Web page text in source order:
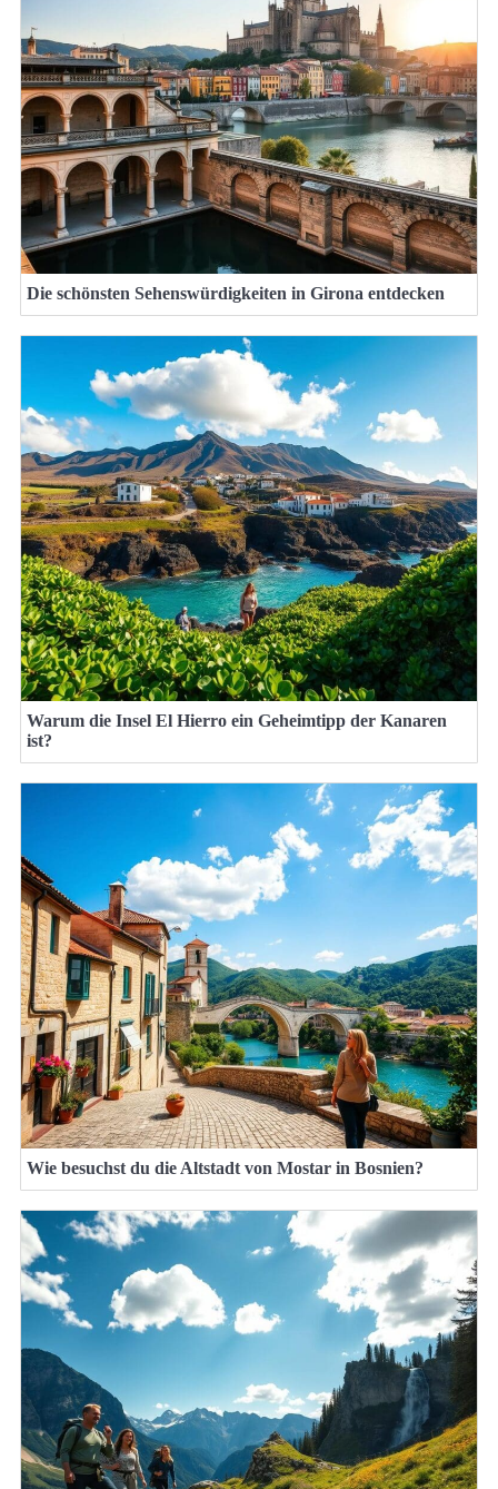
Die schönsten Sehenswürdigkeiten in Girona entdecken
Warum die Insel El Hierro ein Geheimtipp der Kanaren
ist?
Wie besuchst du die Altstadt von Mostar in Bosnien?